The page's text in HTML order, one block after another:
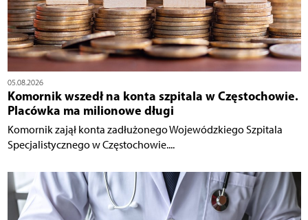
05.08.2026
Komornik wszedł na konta szpitala w Częstochowie.
Placówka ma milionowe długi
Komornik zajął konta zadłużonego Wojewódzkiego Szpitala
Specjalistycznego w Częstochowie....